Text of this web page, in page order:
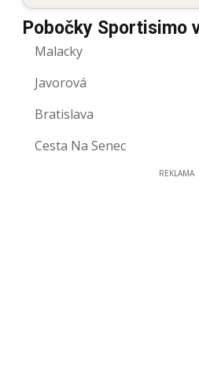
Pobočky Sportisimo
Malacky
Javorová
Bratislava
Cesta Na Senec
REKLAMA